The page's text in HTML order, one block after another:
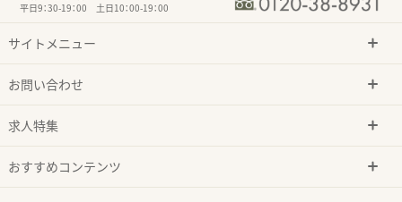
平日9：30-19：00 土日10：00-19：00
サイトメニュー
お問い合わせ
求人特集
おすすめコンテンツ